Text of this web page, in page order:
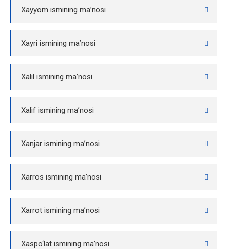
Xayyom ismining ma’nosi
Xayri ismining ma’nosi
Xalil ismining ma’nosi
Xalif ismining ma’nosi
Xanjar ismining ma’nosi
Xarros ismining ma’nosi
Xarrot ismining ma’nosi
Xaspo‘lat ismining ma’nosi